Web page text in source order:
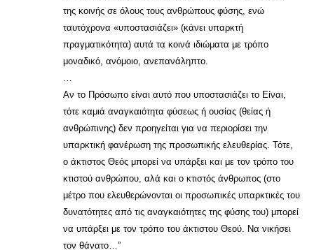
της κοινής σε όλους τους ανθρώπους φύσης, ενώ
ταυτόχρονα «υποστασιάζει» (κάνει υπαρκτή
πραγματικότητα) αυτά τα κοινά ιδιώματα με τρόπο
μοναδικό, ανόμοιο, ανεπανάληπτο.
Αν το Πρόσωπο είναι αυτό που υποστασιάζει το Είναι,
τότε καμιά αναγκαιότητα φύσεως ή ουσίας (θείας ή
ανθρώπινης) δεν προηγείται για να περιορίσει την
υπαρκτική φανέρωση της προσωπικής ελευθερίας. Τότε,
ο άκτιστος Θεός μπορεί να υπάρξει και με τον τρόπο του
κτιστού ανθρώπου, αλά και ο κτιστός άνθρωπος (στο
μέτρο που ελευθερώνονται οι προσωπικές υπαρκτικές του
δυνατότητες από τις αναγκαιότητες της φύσης του) μπορεί
να υπάρξει με τον τρόπο του άκτιστου Θεού. Να νικήσει
τον θάνατο…”